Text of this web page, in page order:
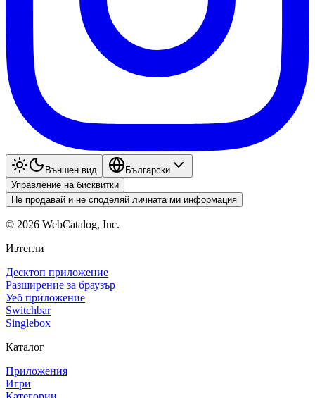
Външен вид
Български
Управление на бисквитки
Не продавай и не споделяй личната ми информация
© 2026 WebCatalog, Inc.
Изтегли
Десктоп приложение
Разширение за браузър
Уеб приложение
Switchbar
Singlebox
Каталог
Приложения
Игри